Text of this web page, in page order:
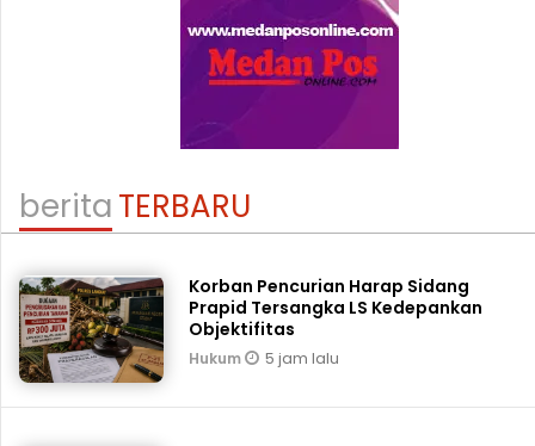
beritaTERBARU
Korban Pencurian Harap Sidang
Prapid Tersangka LS Kedepankan
Objektifitas
Hukum 5 jam lalu